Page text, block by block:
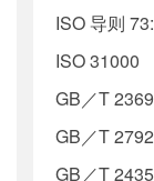
ISO 导则
ISO
GB／T
GB／T
GB／T